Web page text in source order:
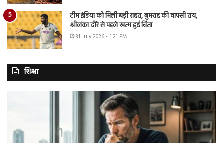
टीम इंडिया को मिली बड़ी राहत, बुमराह की वापसी तय,
श्रीलंका दौरे से पहले खत्म हुई चिंता
31 July 2026 - 5:21 PM
शिक्षा